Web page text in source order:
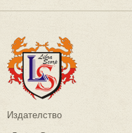
Издателство